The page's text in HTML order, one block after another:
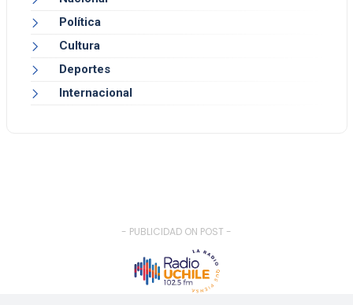
Política
Cultura
Deportes
Internacional
- PUBLICIDAD ON POST -